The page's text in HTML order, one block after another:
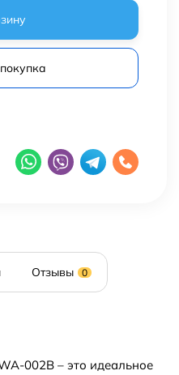
Отзывы 0
002B – это идеальное